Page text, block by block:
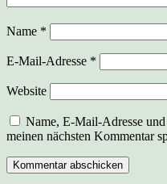
Name *
E-Mail-Adresse *
Website
Name, E-Mail-Adresse
meinen nächsten Kommentar